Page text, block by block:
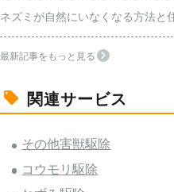
ネズミが自然にいなくなる方法と
最新記事をもっと見る
関連サービス
その他害獣駆除
コウモリ駆除